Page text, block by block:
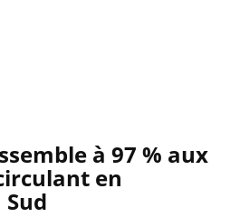
à 97 % aux
en